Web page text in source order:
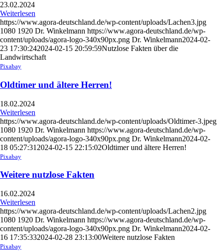
23.02.2024
Weiterlesen
https://www.agora-deutschland.de/wp-content/uploads/Lachen3.jpg
1080 1920 Dr. Winkelmann https://www.agora-deutschland.de/wp-
content/uploads/agora-logo-340x90px.png Dr. Winkelmann2024-02-
23 17:30:242024-02-15 20:59:59Nutzlose Fakten über die
Landwirtschaft
Pixabay
Oldtimer und ältere Herren!
18.02.2024
Weiterlesen
https://www.agora-deutschland.de/wp-content/uploads/Oldtimer-3.jpeg
1080 1920 Dr. Winkelmann https://www.agora-deutschland.de/wp-
content/uploads/agora-logo-340x90px.png Dr. Winkelmann2024-02-
18 05:27:31 2024-02-15 22:15:02Oldtimer und ältere Herren!
Pixabay
Weitere nutzlose Fakten
16.02.2024
Weiterlesen
https://www.agora-deutschland.de/wp-content/uploads/Lachen2.jpg
1080 1920 Dr. Winkelmann https://www.agora-deutschland.de/wp-
content/uploads/agora-logo-340x90px.png Dr. Winkelmann2024-02-
16 17:35:332024-02-28 23:13:00Weitere nutzlose Fakten
Pixabay